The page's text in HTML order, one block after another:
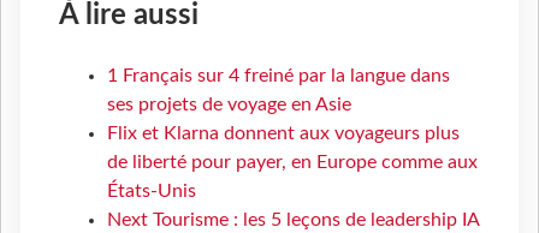
À lire aussi
1 Français sur 4 freiné par la langue dans
ses projets de voyage en Asie
Flix et Klarna donnent aux voyageurs plus
de liberté pour payer, en Europe comme aux
États-Unis
Next Tourisme : les 5 leçons de leadership IA